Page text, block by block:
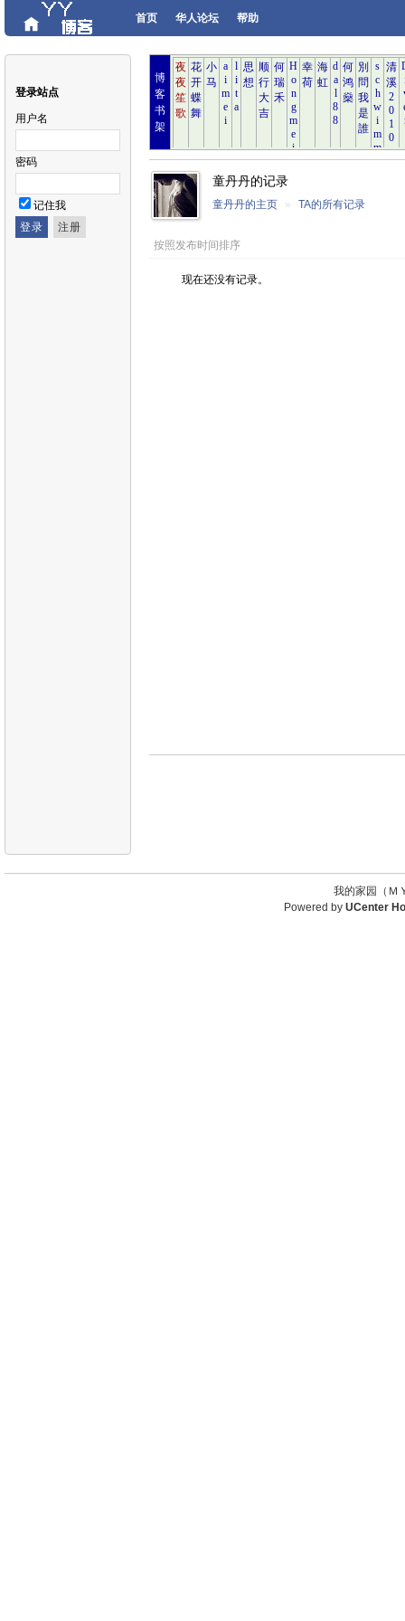
首页 华人论坛 帮助
登录站点
用户名
密码
记住我
博
客
书
架
童丹丹的记录
童丹丹的主页 » TA的所有记录
按照发布时间排序
现在还没有记录。
我的家园（
Powered by UCenter